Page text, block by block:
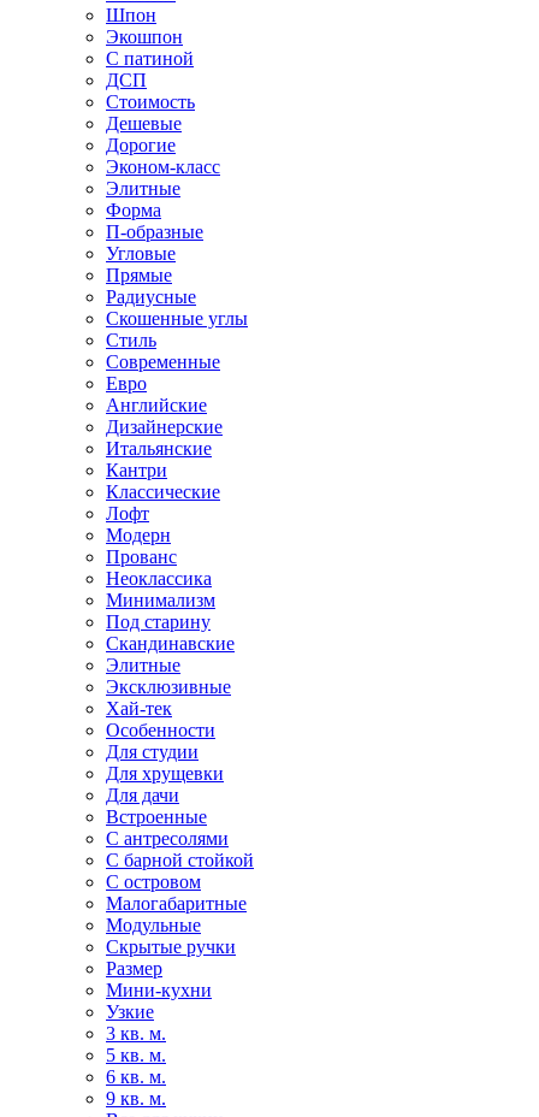
Шпон
Экошпон
С патиной
ДСП
Стоимость
Дешевые
Дорогие
Эконом-класс
Элитные
Форма
П-образные
Угловые
Прямые
Радиусные
Скошенные углы
Стиль
Современные
Евро
Английские
Дизайнерские
Итальянские
Кантри
Классические
Лофт
Модерн
Прованс
Неоклассика
Минимализм
Под старину
Скандинавские
Элитные
Эксклюзивные
Хай-тек
Особенности
Для студии
Для хрущевки
Для дачи
Встроенные
С антресолями
С барной стойкой
С островом
Малогабаритные
Модульные
Скрытые ручки
Размер
Мини-кухни
Узкие
3 кв. м.
5 кв. м.
6 кв. м.
9 кв. м.